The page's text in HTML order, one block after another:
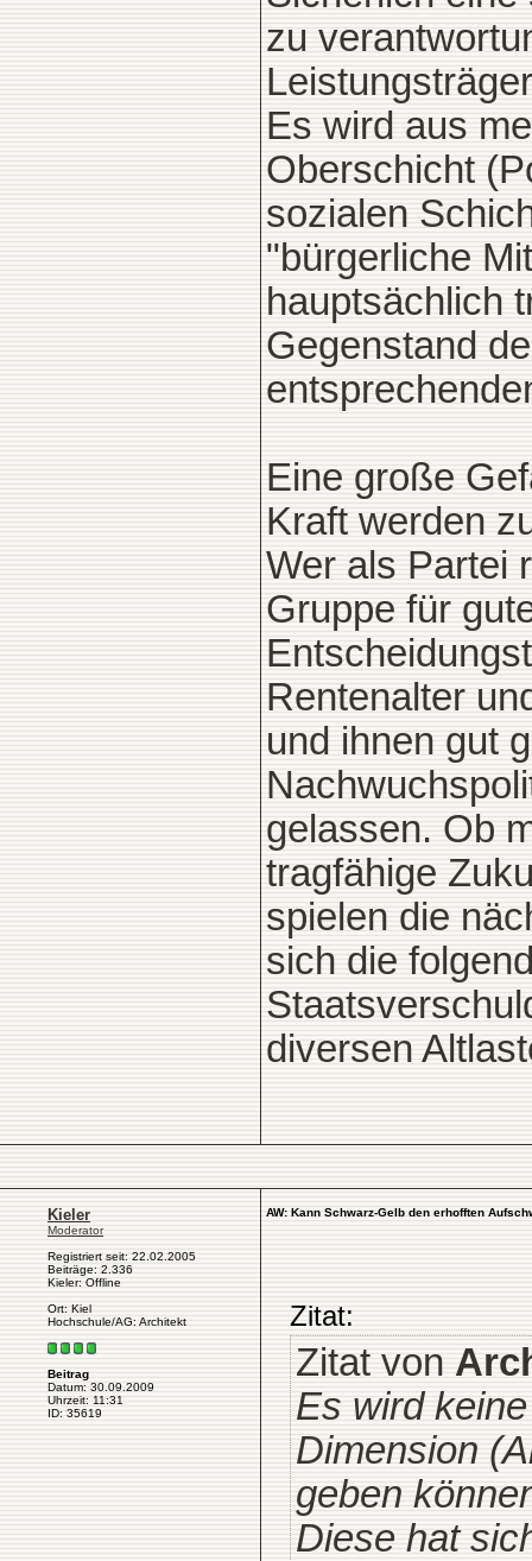
zu
Es wird aus
Oberschicht
sozialen
"bürgerliche
hauptsächlich
Gegenstand
Eine große
Kraft werden
Wer als Partei
Gruppe für
Rentenalter
und ihnen gut
gelassen. Ob
tragfähige
spielen die
sich die
diversen
Kieler
Moderator
Registriert seit: 22.02.2005
Beiträge: 2.336
Kieler: Offline
Ort: Kiel
Hochschule/AG: Architekt
Beitrag
Datum: 30.09.2009
Uhrzeit: 11:31
ID: 35619
AW: Kann Schwarz-Gelb den erhofften
Zitat:
Zitat von
Es wird
Dimension
geben
Diese hat